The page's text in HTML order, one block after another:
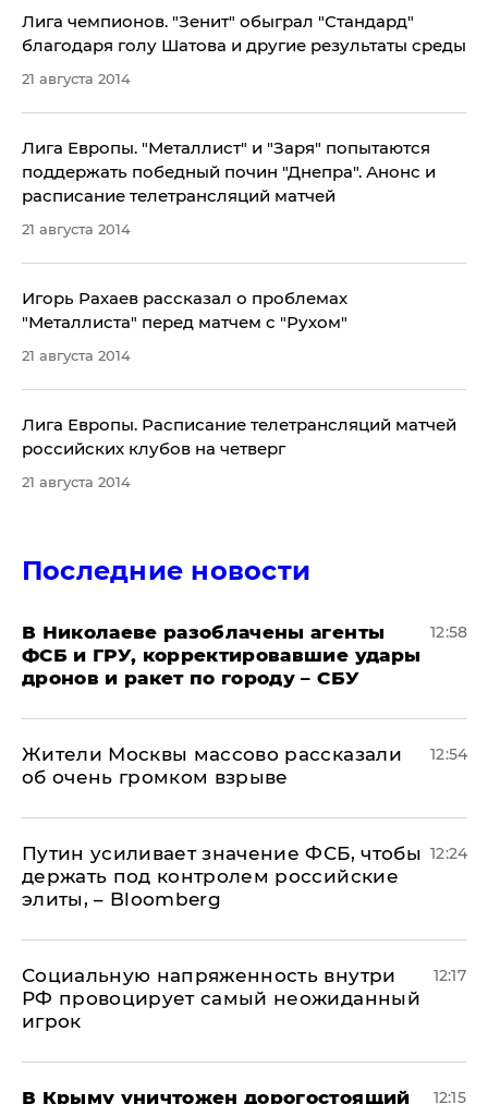
Лига чемпионов. "Зенит" обыграл "Стандард"
благодаря голу Шатова и другие результаты среды
21 августа 2014
Лига Европы. "Металлист" и "Заря" попытаются
поддержать победный почин "Днепра". Анонс и
расписание телетрансляций матчей
21 августа 2014
Игорь Рахаев рассказал о проблемах
"Металлиста" перед матчем с "Рухом"
21 августа 2014
Лига Европы. Расписание телетрансляций матчей
российских клубов на четверг
21 августа 2014
Последние новости
В Николаеве разоблачены агенты
ФСБ и ГРУ, корректировавшие удары
дронов и ракет по городу – СБУ
12:58
Жители Москвы массово рассказали
об очень громком взрыве
12:54
Путин усиливает значение ФСБ, чтобы
держать под контролем российские
элиты, – Bloomberg
12:24
Социальную напряженность внутри
РФ провоцирует самый неожиданный
игрок
12:17
В Крыму уничтожен дорогостоящий 12:15